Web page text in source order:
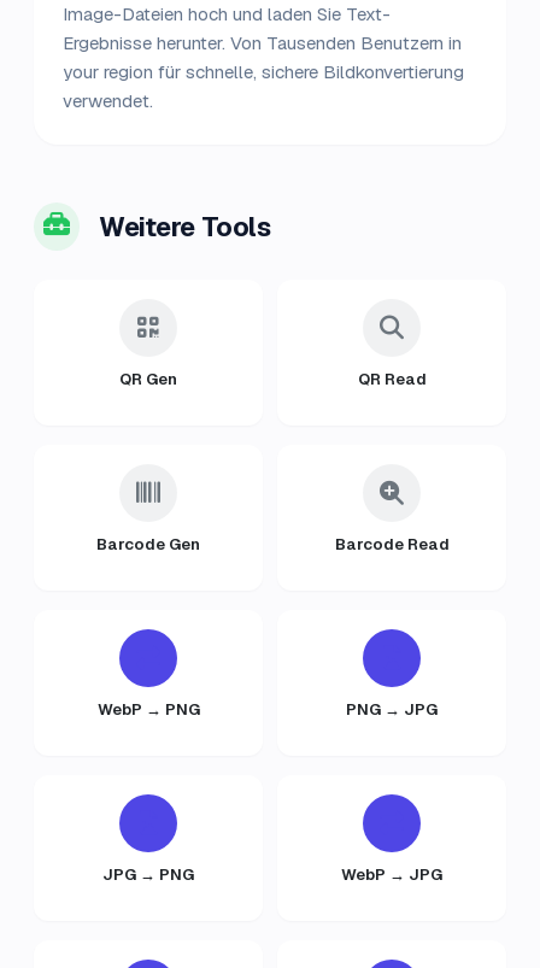
Image-Dateien hoch und laden Sie Text-
Ergebnisse herunter. Von Tausenden Benutzern in
your region für schnelle, sichere Bildkonvertierung
verwendet.
Weitere Tools
QR Gen QR Read
Barcode Gen Barcode Read
WebP → PNG PNG → JPG
JPG → PNG WebP → JPG